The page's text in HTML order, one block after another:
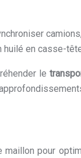
huilé en casse-
le
pour